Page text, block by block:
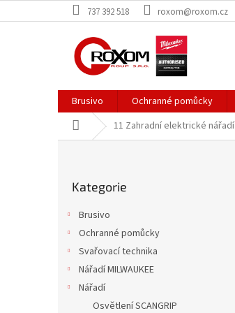
na
737 392 518 roxom@roxom.cz
Brusivo Ochranné pomůcky
Domů 11 Zahradní elektrické nářadí
kategorie
Kategorie
Brusivo
Ochranné pomůcky
Svařovací technika
Nářadí MILWAUKEE
Nářadí
Osvětlení SCANGRIP